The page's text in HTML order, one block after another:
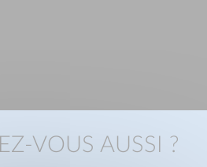
VOUS AUSSI ?